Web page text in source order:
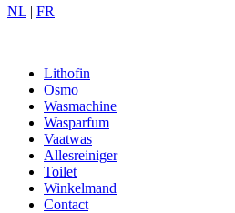
NL | FR
Lithofin
Osmo
Wasmachine
Wasparfum
Vaatwas
Allesreiniger
Toilet
Winkelmand
Contact